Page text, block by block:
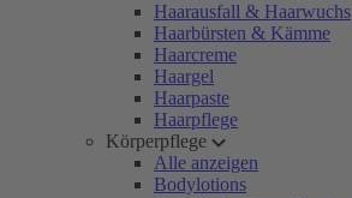
Haarausfall & Haarwuchs
Haarbürsten & Kämme
Haarcreme
Haargel
Haarpaste
Haarpflege
Körperpflege
Alle anzeigen
Bodylotions